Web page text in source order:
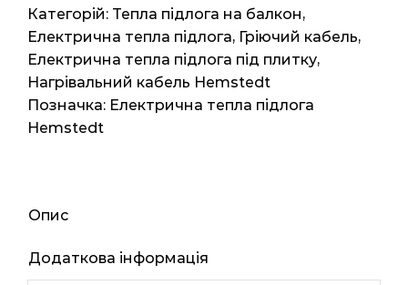
225
(Німеччина)
1.4м2
18мп
225ват
кількість
Категорій: Тепла підлога на балкон,
Електрична тепла підлога, Гріючий кабель,
Електрична тепла підлога під плитку,
Нагрівальний кабель Hemstedt
Позначка: Електрична тепла підлога
Hemstedt
Опис
Додаткова інформація